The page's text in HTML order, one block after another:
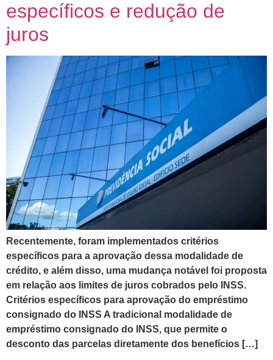
específicos e redução de
juros
Recentemente, foram implementados critérios
específicos para a aprovação dessa modalidade de
crédito, e além disso, uma mudança notável foi proposta
em relação aos limites de juros cobrados pelo INSS.
Critérios específicos para aprovação do empréstimo
consignado do INSS A tradicional modalidade de
empréstimo consignado do INSS, que permite o
desconto das parcelas diretamente dos benefícios […]